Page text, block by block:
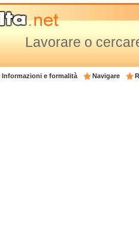
Lavorare o
Informazioni e formalità Navigare